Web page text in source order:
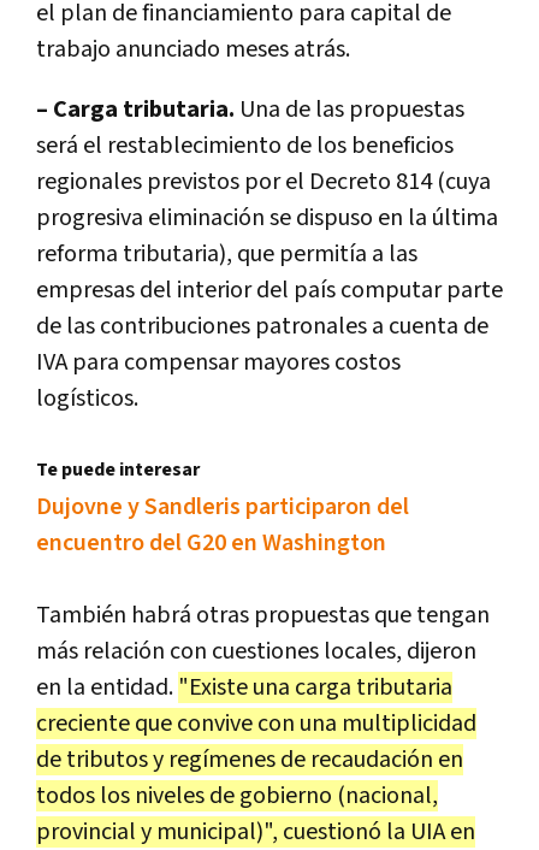
el plan de financiamiento para capital de
trabajo anunciado meses atrás.
– Carga tributaria. Una de las propuestas
será el restablecimiento de los beneficios
regionales previstos por el Decreto 814 (cuya
progresiva eliminación se dispuso en la última
reforma tributaria), que permitía a las
empresas del interior del país computar parte
de las contribuciones patronales a cuenta de
IVA para compensar mayores costos
logísticos.
Te puede interesar
Dujovne y Sandleris participaron del
encuentro del G20 en Washington
También habrá otras propuestas que tengan
más relación con cuestiones locales, dijeron
en la entidad. "Existe una carga tributaria
creciente que convive con una multiplicidad
de tributos y regímenes de recaudación en
todos los niveles de gobierno (nacional,
provincial y municipal)", cuestionó la UIA en